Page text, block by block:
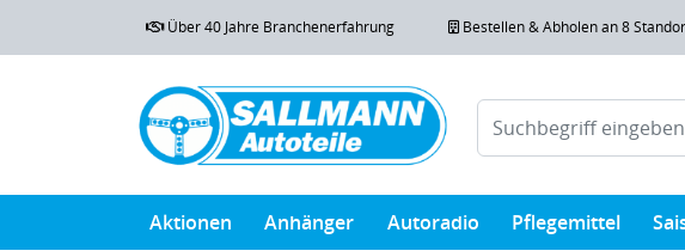
Über 40 Jahre Branchenerfahrung Bestellen & Abholen an 8
Aktionen Anhänger Autoradio Pflegemittel